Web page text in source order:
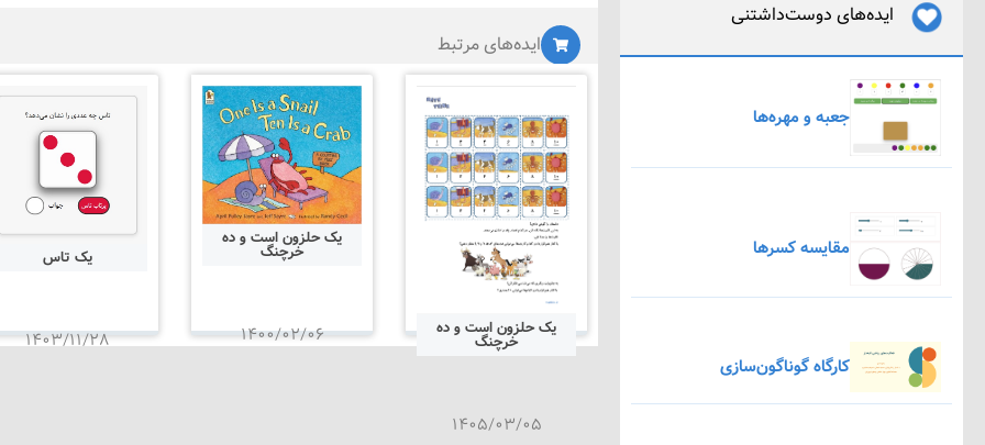
ایده‌های دوست‌داشتنی
جعبه و مهره‌ها
مقایسه کسرها
کارگاه گوناگون‌سازی
ایده‌های مرتبط
یک حلزون است و ده
خرچنگ
۱۴۰۵/۰۳/۰۵
یک حلزون است و ده
خرچنگ
۱۴۰۰/۰۲/۰۶
یک تاس
۱۴۰۳/۱۱/۲۸